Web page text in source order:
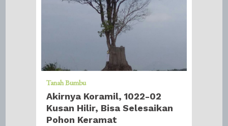
Tanah Bumbu
Akirnya Koramil, 1022-02
Kusan Hilir, Bisa Selesaikan
Pohon Keramat